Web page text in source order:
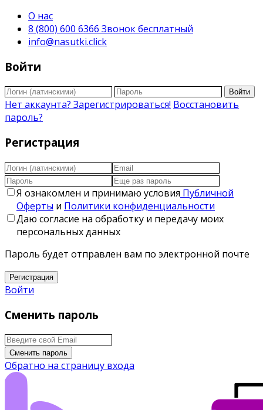
О нас
8 (800) 600 6366 Звонок бесплатный
info@nasutki.click
Войти
Войти
Нет аккаунта? Зарегистрироваться! Восстановить
пароль?
Регистрация
Я ознакомлен и принимаю условия Публичной
Оферты и Политики конфиденциальности
Даю согласие на обработку и передачу моих
персональных данных
Пароль будет отправлен вам по электронной почте
Регистрация
Войти
Сменить пароль
Сменить пароль
Обратно на страницу входа